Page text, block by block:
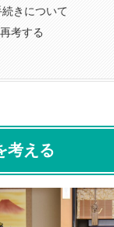
きについて
考する
考える